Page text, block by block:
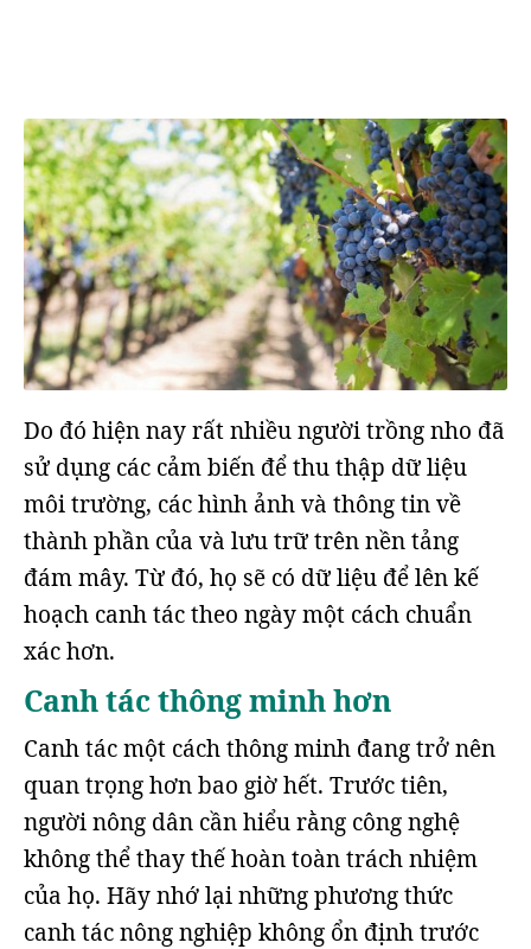
Do đó hiện nay rất nhiều người trồng nho đã
sử dụng các cảm biến để thu thập dữ liệu
môi trường, các hình ảnh và thông tin về
thành phần của và lưu trữ trên nền tảng
đám mây. Từ đó, họ sẽ có dữ liệu để lên kế
hoạch canh tác theo ngày một cách chuẩn
xác hơn.
Canh tác thông minh hơn
Canh tác một cách thông minh đang trở nên
quan trọng hơn bao giờ hết. Trước tiên,
người nông dân cần hiểu rằng công nghệ
không thể thay thế hoàn toàn trách nhiệm
của họ. Hãy nhớ lại những phương thức
canh tác nông nghiệp không ổn định trước